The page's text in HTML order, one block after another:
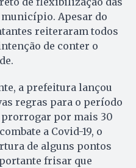
Apesar do
reiteraram todos
de conter o
a prefeitura lançou
regras para o período
prorrogar por mais 30
a Covid-19, o
de alguns pontos
frisar que